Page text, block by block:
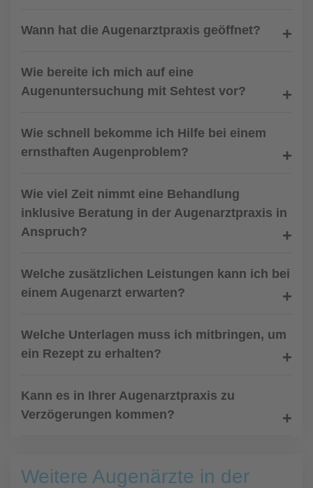
Wann hat die Augenarztpraxis geöffnet?
Wie bereite ich mich auf eine
Augenuntersuchung mit Sehtest vor?
Wie schnell bekomme ich Hilfe bei einem
ernsthaften Augenproblem?
Wie viel Zeit nimmt eine Behandlung
inklusive Beratung in der Augenarztpraxis in
Anspruch?
Welche zusätzlichen Leistungen kann ich bei
einem Augenarzt erwarten?
Welche Unterlagen muss ich mitbringen, um
ein Rezept zu erhalten?
Kann es in Ihrer Augenarztpraxis zu
Verzögerungen kommen?
Weitere Augenärzte in der